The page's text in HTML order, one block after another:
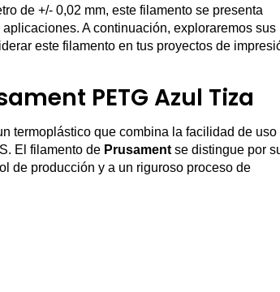
de +/- 0,02 mm, este filamento se presenta
A continuación, exploraremos sus
este filamento en tus proyectos de
PETG Azul Tiza
termoplástico que combina la facilidad de uso
El filamento de Prusamentse distingue por
de producción y a un riguroso proceso de